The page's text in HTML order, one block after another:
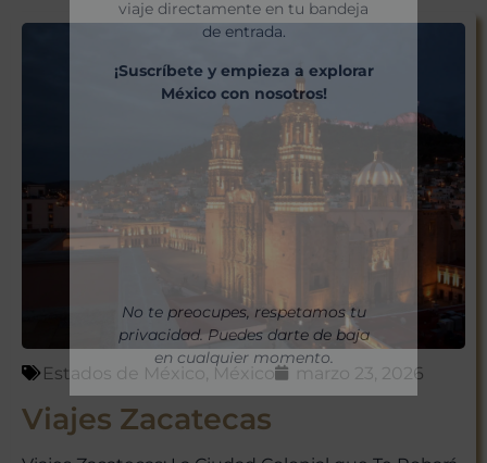
Estados de México México marzo 23, 2026
Viajes Zacatecas
de entrada.
¡Suscríbete y empieza a explorar
México con nosotros!
No te preocupes, respetamos tu
privacidad. Puedes darte de baja
en cualquier momento.